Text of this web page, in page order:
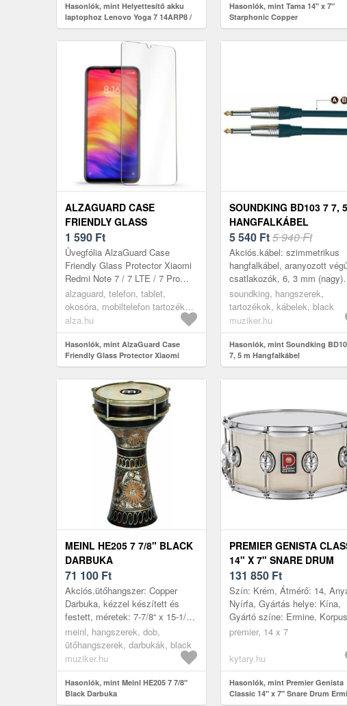
Hasonlók, mint Helyettesítő akku
laptophoz Lenovo Yoga 7 14ARP8 /
Yoga 7 14IRL8 / Yoga 7 14IML9 / típus
L22M4PA1
Hasonlók, mint Tama 14" x 7"
Starphonic Copper
ALZAGUARD CASE
FRIENDLY GLASS
PROTECTOR XIAOMI REDMI
NOTE 7 / 7 LTE / 7 PRO 2.5D
ÜVEGFÓLIA
1 590 Ft
Üvegfólia AlzaGuard Case
Friendly Glass Protector Xiaomi
Redmi Note 7 / 7 LTE / 7 Pro
2.5D üvegfólia: Není vyplněn
Alternativní text k fotografii!M...
alzaguard, telefon, tablet,
okosóra, mobiltelefon tartozékok,
üvegfóliák
alza.hu
Hasonlók, mint AlzaGuard Case
Friendly Glass Protector Xiaomi
Redmi Note 7 / 7 LTE / 7 Pro 2.5D
üvegfólia
SOUNDKING BD103 7 7,
HANGFALKÁBEL
5 540 Ft5 940 Ft
Akciós.kábel: szimmetrikus
hangfalkábel, aranyozott
csatlakozók, 6, 3 mm (nagy)
monó jack / 6, 3 mm (nagy)
monó jack, hosszúság: 7, 5 m,
átmérő: 7 mm...
soundking, hangszerek,
tartozékok, kábelek, black
muziker.hu
Hasonlók, mint Soundking
7, 5 m Hangfalkábel
MEINL HE205 7 7/8" BLACK
DARBUKA
71 100 Ft
Akciós.ütőhangszer: Copper
Darbuka, kézzel készített és
festett, méretek: 7-7/8“ x 15-1/2“,
ajándék dobbőr és hordtáska
Szín a gyártó szerint:
Black;Feket...
meinl, hangszerek, dob,
ütőhangszerek, darbukák, black
muziker.hu
Hasonlók, mint Meinl HE205 7 7/8"
Black Darbuka
PREMIER GENISTA
14" X 7" SNARE DRUM
ERMINE
131 850 Ft
Szín: Krém, Átmérő: 14,
Nyírfa, Gyártás helye: Kína,
Gyártó színe: Ermine,
magasság: 7
premier, 14 x 7
kytary.hu
Hasonlók, mint Premier Genista
Classic 14" x 7" Snare Drum